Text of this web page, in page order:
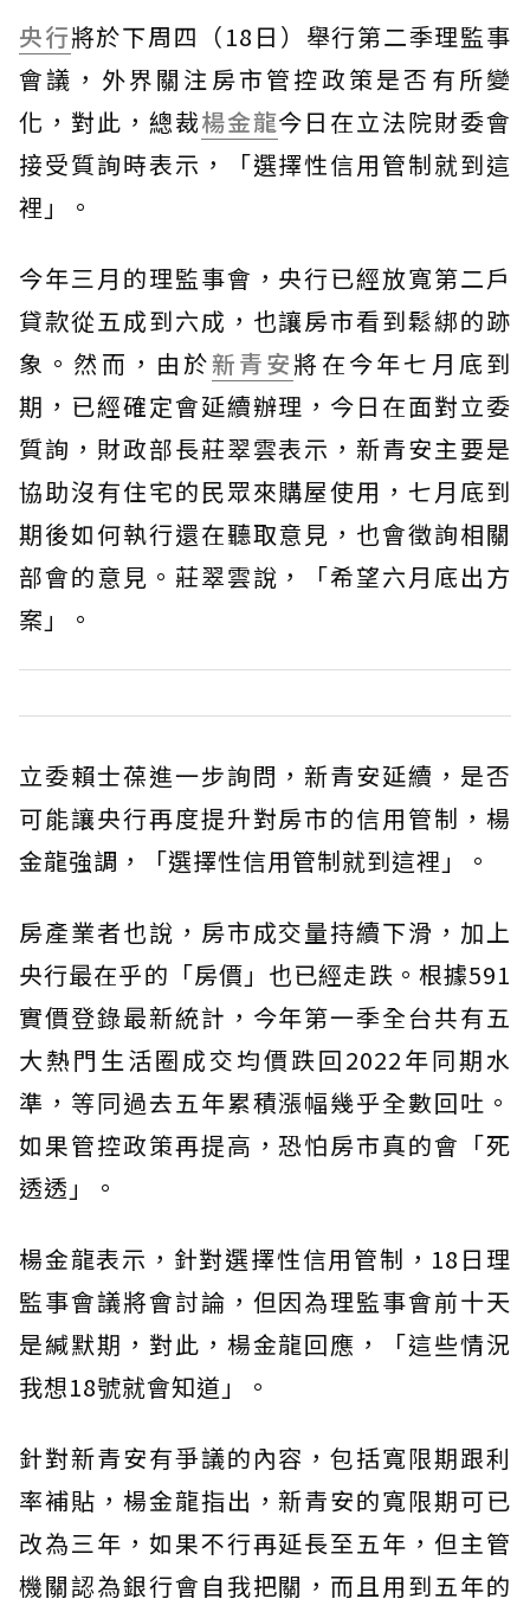
央行將於下周四（18日）舉行第二季理監事
會議，外界關注房市管控政策是否有所變
化，對此，總裁楊金龍今日在立法院財委會
接受質詢時表示，「選擇性信用管制就到這
裡」。
今年三月的理監事會，央行已經放寬第二戶
貸款從五成到六成，也讓房市看到鬆綁的跡
象。然而，由於新青安將在今年七月底到
期，已經確定會延續辦理，今日在面對立委
質詢，財政部長莊翠雲表示，新青安主要是
協助沒有住宅的民眾來購屋使用，七月底到
期後如何執行還在聽取意見，也會徵詢相關
部會的意見。莊翠雲說，「希望六月底出方
案」。
立委賴士葆進一步詢問，新青安延續，是否
可能讓央行再度提升對房市的信用管制，楊
金龍強調，「選擇性信用管制就到這裡」。
房產業者也說，房市成交量持續下滑，加上
央行最在乎的「房價」也已經走跌。根據591
實價登錄最新統計，今年第一季全台共有五
大熱門生活圈成交均價跌回2022年同期水
準，等同過去五年累積漲幅幾乎全數回吐。
如果管控政策再提高，恐怕房市真的會「死
透透」。
楊金龍表示，針對選擇性信用管制，18日理
監事會議將會討論，但因為理監事會前十天
是緘默期，對此，楊金龍回應，「這些情況
我想18號就會知道」。
針對新青安有爭議的內容，包括寬限期跟利
率補貼，楊金龍指出，新青安的寬限期可已
改為三年，如果不行再延長至五年，但主管
機關認為銀行會自我把關，而且用到五年的